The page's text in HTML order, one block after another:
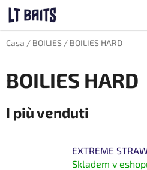
Vai
contenuto
Casa / BOILIES / BOILIES HARD
BOILIES HARD
I più venduti
EXTREME
Skladem v